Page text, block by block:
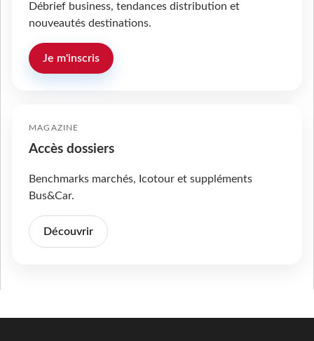
Débrief business, tendances distribution et
nouveautés destinations.
Je m'inscris
MAGAZINE
Accès dossiers
Benchmarks marchés, Icotour et suppléments
Bus&Car.
Découvrir